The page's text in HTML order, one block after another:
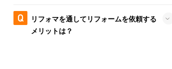
リフォマを通してリフォームを依頼する
メリットは？